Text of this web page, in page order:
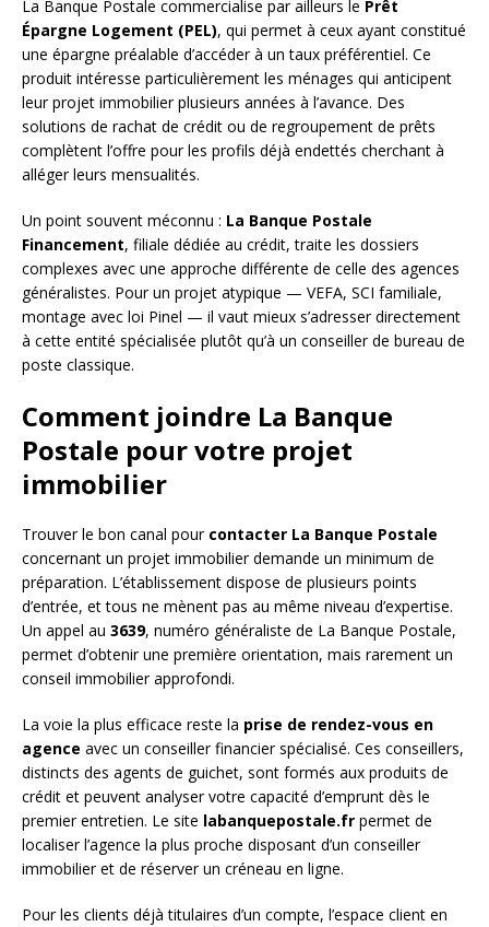
La Banque Postale commercialise par ailleurs le Prêt
Épargne Logement (PEL), qui permet à ceux ayant constitué
une épargne préalable d’accéder à un taux préférentiel. Ce
produit intéresse particulièrement les ménages qui anticipent
leur projet immobilier plusieurs années à l’avance. Des
solutions de rachat de crédit ou de regroupement de prêts
complètent l’offre pour les profils déjà endettés cherchant à
alléger leurs mensualités.
Un point souvent méconnu : La Banque Postale
Financement, filiale dédiée au crédit, traite les dossiers
complexes avec une approche différente de celle des agences
généralistes. Pour un projet atypique — VEFA, SCI familiale,
montage avec loi Pinel — il vaut mieux s’adresser directement
à cette entité spécialisée plutôt qu’à un conseiller de bureau de
poste classique.
Comment joindre La Banque
Postale pour votre projet
immobilier
Trouver le bon canal pour contacter La Banque Postale
concernant un projet immobilier demande un minimum de
préparation. L’établissement dispose de plusieurs points
d’entrée, et tous ne mènent pas au même niveau d’expertise.
Un appel au 3639, numéro généraliste de La Banque Postale,
permet d’obtenir une première orientation, mais rarement un
conseil immobilier approfondi.
La voie la plus efficace reste la prise de rendez-vous en
agence avec un conseiller financier spécialisé. Ces conseillers,
distincts des agents de guichet, sont formés aux produits de
crédit et peuvent analyser votre capacité d’emprunt dès le
premier entretien. Le site labanquepostale.fr permet de
localiser l’agence la plus proche disposant d’un conseiller
immobilier et de réserver un créneau en ligne.
Pour les clients déjà titulaires d’un compte, l’espace client en